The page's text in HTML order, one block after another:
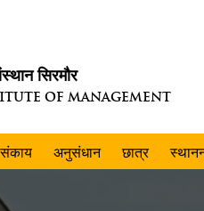
सिरमौर
OF MANAGEMENT
संकाय अनुसंधान छात्र